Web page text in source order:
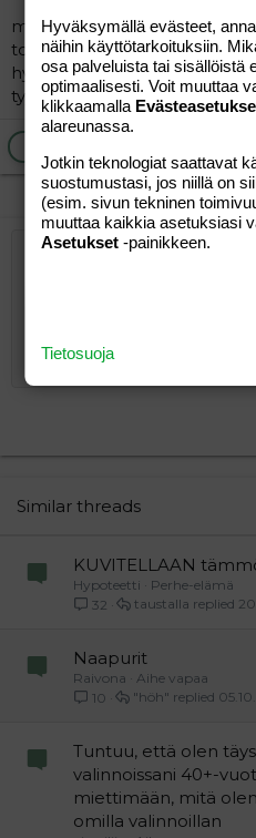
minun tyttö 2,5v on isällään
toinen viikonloppu.....lomat
hyvin ollaan näin pärjäilty ja
tyytyväinen.
26
Courier
Heading 2
Similar threads
KUVITELLAAN
Hypoteetti
Perhe-elämä
32
taustalla
Naapurit
Raivona
Aihe vapaa
10
"höh"
Tuntuu, että olen
valinnoissani 40+-
miettimään, mitä
omilla valinnoillan
Hyväksymällä evästeet,
näihin käyttötarkoituksiin.
osa palveluista tai sisällöistä
optimaalisesti. Voit muuttaa
klikkaamalla
alareunassa.
Jotkin teknologiat saattavat
suostumustasi, jos niillä on
(esim. sivun tekninen
muuttaa kaikkia asetuksiasi
Asetukset -painikkeen.
Tietosuoja